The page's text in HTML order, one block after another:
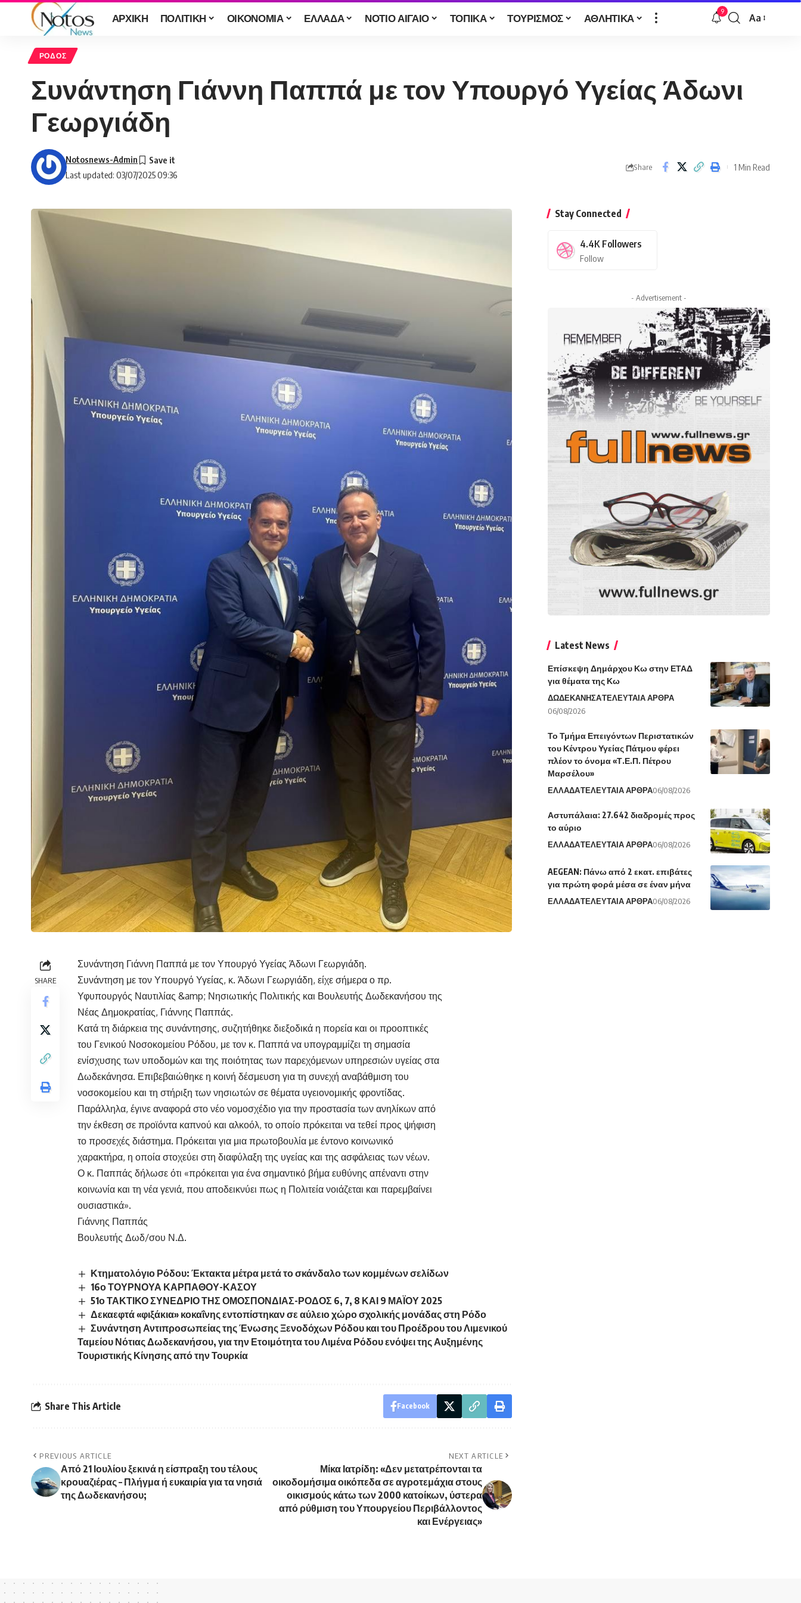
ΑΡΧΙΚΗ ΠΟΛΙΤΙΚΗ ΟΙΚΟΝΟΜΙΑ ΕΛΛΑΔΑ ΝΟΤΙΟ ΑΙΓΑΙΟ ΤΟΠΙΚΑ ΤΟΥΡΙΣΜΟΣ ΑΘΛΗΤΙΚΑ 9
Font
Aa
ΡΟΔΟΣ
Συνάντηση Γιάννη Παππά με τον Υπουργό Υγείας Άδωνι
Γεωργιάδη
Last updated: 03/07/2025 09:36
Notosnews-Admin
Share 1 Min Read
SHARE
Συνάντηση Γιάννη Παππά με τον Υπουργό Υγείας Άδωνι Γεωργιάδη.
Συνάντηση με τον Υπουργό Υγείας, κ. Άδωνι Γεωργιάδη, είχε σήμερα ο πρ.
Υφυπουργός Ναυτιλίας &amp; Νησιωτικής Πολιτικής και Βουλευτής Δωδεκανήσου της
Νέας Δημοκρατίας, Γιάννης Παππάς.
Κατά τη διάρκεια της συνάντησης, συζητήθηκε διεξοδικά η πορεία και οι προοπτικές
του Γενικού Νοσοκομείου Ρόδου, με τον κ. Παππά να υπογραμμίζει τη σημασία
ενίσχυσης των υποδομών και της ποιότητας των παρεχόμενων υπηρεσιών υγείας στα
Δωδεκάνησα. Επιβεβαιώθηκε η κοινή δέσμευση για τη συνεχή αναβάθμιση του
νοσοκομείου και τη στήριξη των νησιωτών σε θέματα υγειονομικής φροντίδας.
Παράλληλα, έγινε αναφορά στο νέο νομοσχέδιο για την προστασία των ανηλίκων από
την έκθεση σε προϊόντα καπνού και αλκοόλ, το οποίο πρόκειται να τεθεί προς ψήφιση
το προσεχές διάστημα. Πρόκειται για μια πρωτοβουλία με έντονο κοινωνικό
χαρακτήρα, η οποία στοχεύει στη διαφύλαξη της υγείας και της ασφάλειας των νέων.
Ο κ. Παππάς δήλωσε ότι «πρόκειται για ένα σημαντικό βήμα ευθύνης απέναντι στην
κοινωνία και τη νέα γενιά, που αποδεικνύει πως η Πολιτεία νοιάζεται και παρεμβαίνει
ουσιαστικά».
Γιάννης Παππάς
Βουλευτής Δωδ/σου Ν.Δ.
Κτηματολόγιο Ρόδου: Έκτακτα μέτρα μετά το σκάνδαλο των κομμένων σελίδων
16ο ΤΟΥΡΝΟΥΑ ΚΑΡΠΑΘΟΥ-ΚΑΣΟΥ
51ο ΤΑΚΤΙΚΟ ΣΥΝΕΔΡΙΟ ΤΗΣ ΟΜΟΣΠΟΝΔΙΑΣ-ΡΟΔΟΣ 6, 7, 8 ΚΑΙ 9 ΜΑΪΟΥ 2025
Δεκαεφτά «φιξάκια» κοκαΐνης εντοπίστηκαν σε αύλειο χώρο σχολικής μονάδας στη Ρόδο
Συνάντηση Αντιπροσωπείας της Ένωσης Ξενοδόχων Ρόδου και του Προέδρου του Λιμενικού
Ταμείου Νότιας Δωδεκανήσου, για την Ετοιμότητα του Λιμένα Ρόδου ενόψει της Αυξημένης
Τουριστικής Κίνησης από την Τουρκία
Share This Article Facebook
PREVIOUS ARTICLE
Από 21 Ιουλίου ξεκινά η είσπραξη του τέλους
κρουαζιέρας – Πλήγμα ή ευκαιρία για τα νησιά
της Δωδεκανήσου;
NEXT ARTICLE
Μίκα Ιατρίδη: «Δεν μετατρέπονται τα
οικοδομήσιμα οικόπεδα σε αγροτεμάχια στους
οικισμούς κάτω των 2000 κατοίκων, ύστερα
από ρύθμιση του Υπουργείου Περιβάλλοντος
και Ενέργειας»
Stay Connected
4.4K Followers
Follow
- Advertisement -
Latest News
Επίσκεψη Δημάρχου Κω στην ΕΤΑΔ
για θέματα της Κω
ΔΩΔΕΚΑΝΗΣΑΤΕΛΕΥΤΑΙΑ ΑΡΘΡΑ
06/08/2026
Το Τμήμα Επειγόντων Περιστατικών
του Κέντρου Υγείας Πάτμου φέρει
πλέον το όνομα «Τ.Ε.Π. Πέτρου
Μαρσέλου»
ΕΛΛΑΔΑΤΕΛΕΥΤΑΙΑ ΑΡΘΡΑ06/08/2026
Αστυπάλαια: 27.642 διαδρομές προς
το αύριο
ΕΛΛΑΔΑΤΕΛΕΥΤΑΙΑ ΑΡΘΡΑ06/08/2026
AEGEAN: Πάνω από 2 εκατ. επιβάτες
για πρώτη φορά μέσα σε έναν μήνα
ΕΛΛΑΔΑΤΕΛΕΥΤΑΙΑ ΑΡΘΡΑ06/08/2026